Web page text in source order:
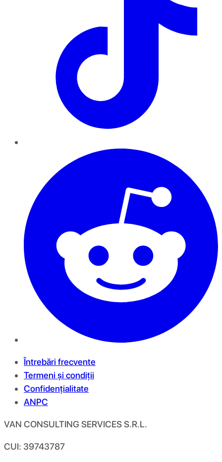
Întrebări frecvente
Termeni și condiții
Confidențialitate
ANPC
VAN CONSULTING SERVICES S.R.L.
CUI: 39743787